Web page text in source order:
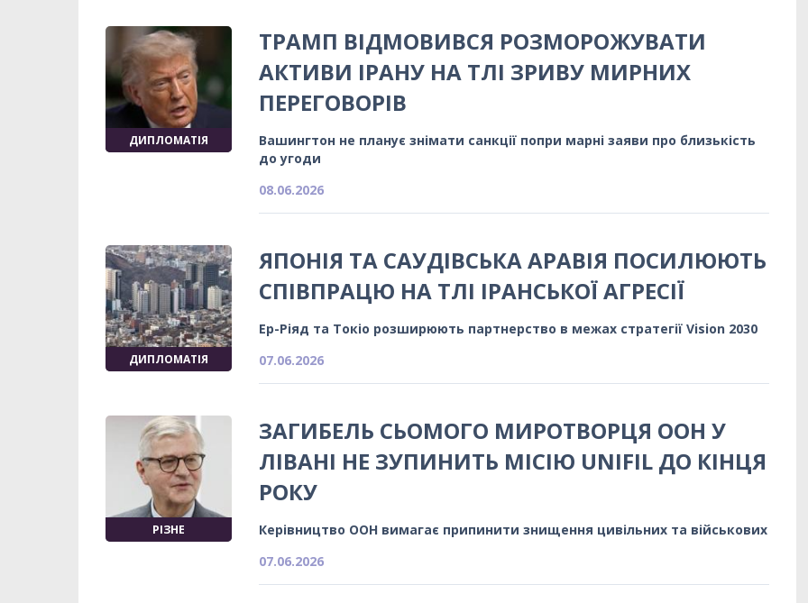
ДИПЛОМАТІЯ
ТРАМП ВІДМОВИВСЯ РОЗМОРОЖУВАТИ
АКТИВИ ІРАНУ НА ТЛІ ЗРИВУ МИРНИХ
ПЕРЕГОВОРІВ
Вашингтон не планує знімати санкції попри марні заяви про близькість
до угоди
08.06.2026
ДИПЛОМАТІЯ
ЯПОНІЯ ТА САУДІВСЬКА АРАВІЯ ПОСИЛЮЮТЬ
СПІВПРАЦЮ НА ТЛІ ІРАНСЬКОЇ АГРЕСІЇ
Ер-Ріяд та Токіо розширюють партнерство в межах стратегії Vision 2030
07.06.2026
РІЗНЕ
ЗАГИБЕЛЬ СЬОМОГО МИРОТВОРЦЯ ООН У
ЛІВАНІ НЕ ЗУПИНИТЬ МІСІЮ UNIFIL ДО КІНЦЯ
РОКУ
Керівництво ООН вимагає припинити знищення цивільних та військових
07.06.2026